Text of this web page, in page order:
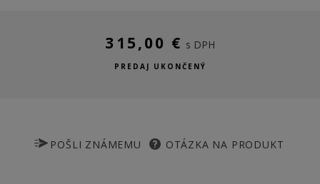
315,00 € s DPH
PREDAJ UKONČENÝ
POŠLI ZNÁMEMU OTÁZKA NA PRODUKT